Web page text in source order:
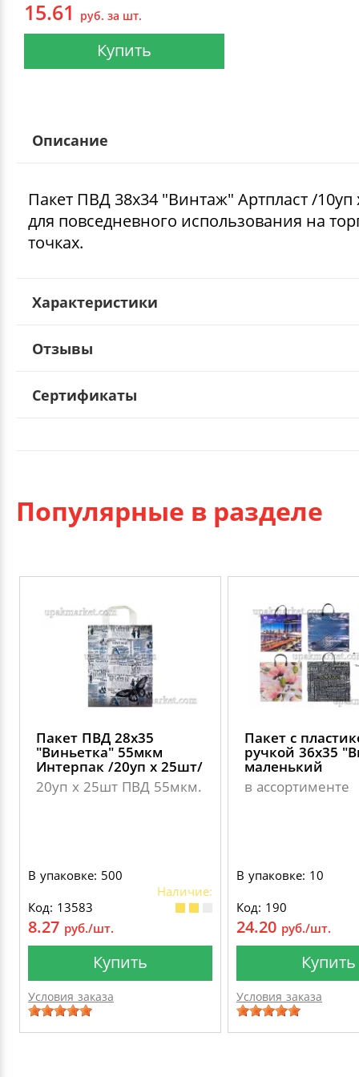
15.61 руб. за шт.
Купить
Описание
Пакет ПВД 38х34 "Винтаж" Артпласт /10уп
для повседневного использования на
точках.
Характеристики
Отзывы
Сертификаты
Популярные в разделе
Пакет ПВД 28х35
"Виньетка" 55мкм
Интерпак /20уп х 25шт/
20уп х 25шт ПВД 55мкм.
В упаковке: 500
Наличие:
Код: 13583
8.27 руб./шт.
Купить
Условия заказа
Пакет с
ручкой 36х35
маленький
в ассортименте
В упаковке: 10
Код: 190
24.20 руб./шт.
Купить
Условия заказа